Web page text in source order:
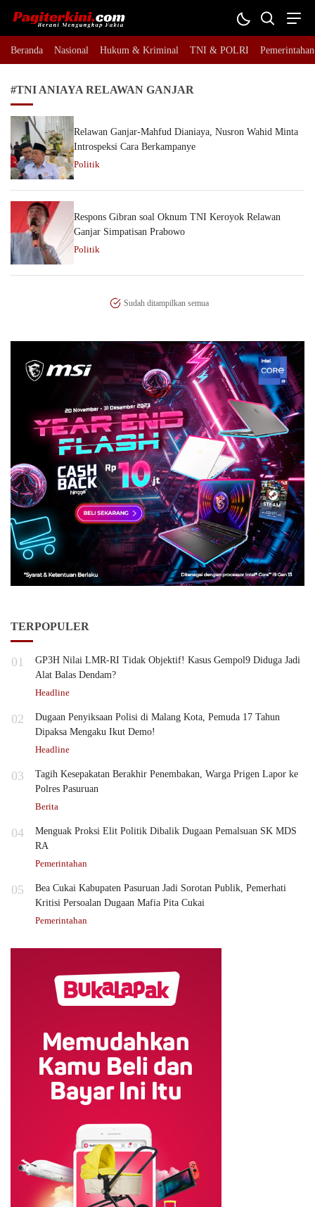
Pagiterkini.com
Berani Mengungkap Fakta
Beranda Nasional Hukum & Kriminal TNI & POLRI Pemerintahan
#TNI ANIAYA RELAWAN GANJAR
Relawan Ganjar-Mahfud Dianiaya, Nusron Wahid Minta
Introspeksi Cara Berkampanye
Politik
Respons Gibran soal Oknum TNI Keroyok Relawan
Ganjar Simpatisan Prabowo
Politik
Sudah ditampilkan semua
TERPOPULER
01
GP3H Nilai LMR-RI Tidak Objektif! Kasus Gempol9 Diduga Jadi
Alat Balas Dendam?
Headline
02
Dugaan Penyiksaan Polisi di Malang Kota, Pemuda 17 Tahun
Dipaksa Mengaku Ikut Demo!
Headline
03
Tagih Kesepakatan Berakhir Penembakan, Warga Prigen Lapor ke
Polres Pasuruan
Berita
04
Menguak Proksi Elit Politik Dibalik Dugaan Pemalsuan SK MDS
RA
Pemerintahan
05
Bea Cukai Kabupaten Pasuruan Jadi Sorotan Publik, Pemerhati
Kritisi Persoalan Dugaan Mafia Pita Cukai
Pemerintahan